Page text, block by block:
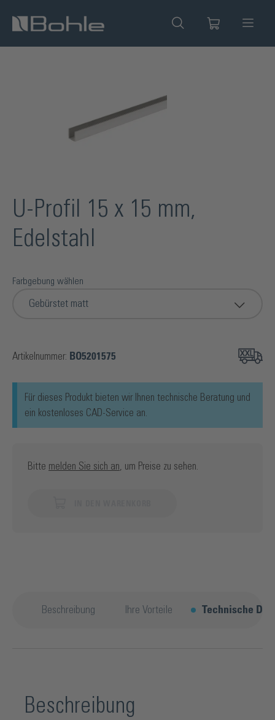
springen
U-Profil 15 x 15 mm,
Edelstahl
Farbgebung wählen
Gebürstet matt
Artikelnummer: BO5201575
Für dieses Produkt bieten wir Ihnen technische Beratung und
ein kostenloses CAD-Service an.
Bitte melden Sie sich an , um Preise zu sehen.
Beschreibung Ihre Vorteile Technische
Beschreibung